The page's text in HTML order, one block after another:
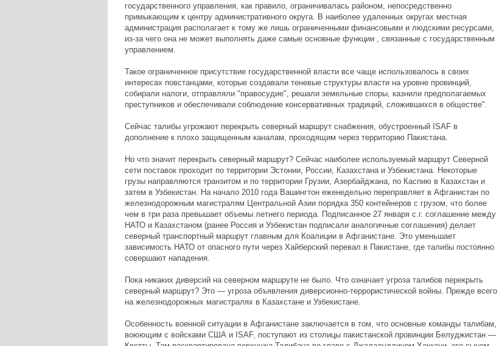
государственного управления, как правило, ограничивалась районом, непосредственно
примыкающим к центру административного округа. В наиболее удаленных округах местная
администрация располагает к тому же лишь ограниченными финансовыми и людскими ресурсами,
из-за чего она не может выполнять даже самые основные функции , связанные с государственным
управлением.
Такое ограниченное присутствие государственной власти все чаще использовалось в своих
интересах повстанцами, которые создавали теневые структуры власти на уровне провинций,
собирали налоги, отправляли "правосудие", решали земельные споры, казнили предполагаемых
преступников и обеспечивали соблюдение консервативных традиций, сложившихся в обществе".
Сейчас талибы угрожают перекрыть северный маршрут снабжения, обустроенный ISAF в
дополнение к плохо защищенным каналам, проходящим через территорию Пакистана.
Но что значит перекрыть северный маршрут? Сейчас наиболее используемый маршрут Северной
сети поставок проходит по территории Эстонии, России, Казахстана и Узбекистана. Некоторые
грузы направляются транзитом и по территории Грузии, Азербайджана, по Каспию в Казахстан и
затем в Узбекистан. На начало 2010 года Вашингтон еженедельно переправляет в Афганистан по
железнодорожным магистралям Центральной Азии порядка 350 контейнеров с грузом, что более
чем в три раза превышает объемы летнего периода. Подписанное 27 января с.г. соглашение между
НАТО и Казахстаном (ранее Россия и Узбекистан подписали аналогичные соглашения) делает
северный транспортный маршрут главным для Коалиции в Афганистане. Это уменьшает
зависимость НАТО от опасного пути через Хайберский перевал в Пакистане, где талибы постоянно
совершают нападения.
Пока никаких диверсий на северном маршруте не было. Что означает угроза талибов перекрыть
северный маршрут? Это — угроза объявления диверсионно-террористической войны. Прежде всего
на железнодорожных магистралях в Казахстане и Узбекистане.
Особенность военной ситуации в Афганистане заключается в том, что основные команды талибам,
воюющим с войсками США и ISAF, поступают из столицы пакистанской провинции Белуджистан —